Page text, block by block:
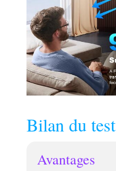
Bilan du test
Avantages